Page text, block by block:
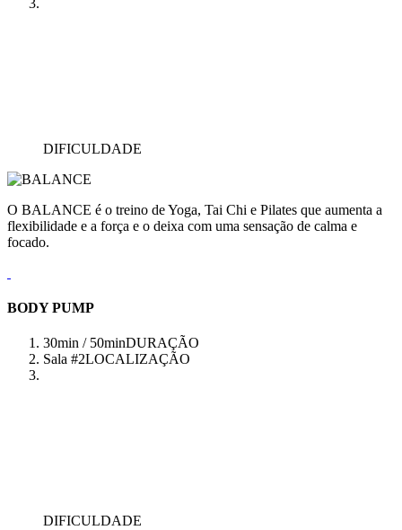
DIFICULDADE
O BALANCE é o treino de Yoga, Tai Chi e Pilates que aumenta a
flexibilidade e a força e o deixa com uma sensação de calma e
focado.
BODY PUMP
30min / 50minDURAÇÃO
Sala #2LOCALIZAÇÃO
DIFICULDADE